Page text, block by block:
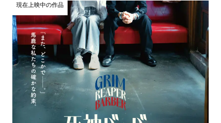
現在上映中の作品